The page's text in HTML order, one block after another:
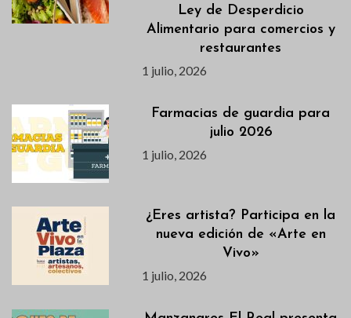
Ley de Desperdicio
Alimentario para comercios y
restaurantes
1 julio, 2026
Farmacias de guardia para
julio 2026
1 julio, 2026
¿Eres artista? Participa en la
nueva edición de «Arte en
Vivo»
1 julio, 2026